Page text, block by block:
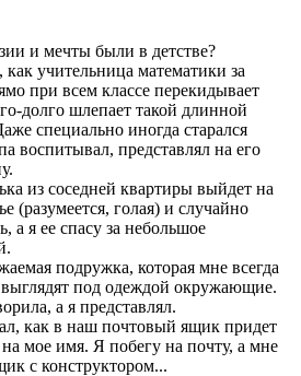
и мечты были в детстве?
как учительница математики за
при всем классе перекидывает
долго шлепает такой длинной
специально иногда старался
воспитывал, представлял на его
из соседней квартиры выйдет на
(разумеется, голая) и случайно
а я ее спасу за небольшое
подружка, которая мне всегда
выглядят под одеждой окружающие.
а я представлял.
как в наш почтовый ящик придет
мое имя. Я побегу на почту, а мне
с конструктором...